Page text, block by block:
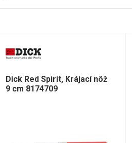
Dick Red Spirit, Krájací nôž
9 cm 8174709